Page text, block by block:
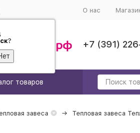
?
О нас
+7 (391)
товаров
завеса Тепловая завеса